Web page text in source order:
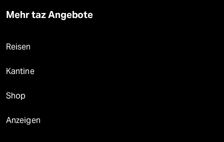
Mehr taz Angebote
Reisen
Kantine
Shop
Anzeigen